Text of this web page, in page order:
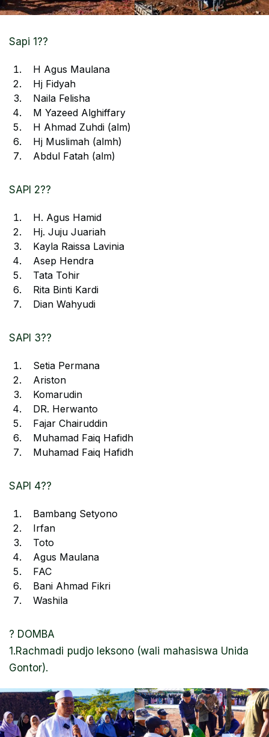
Sapi 1??
H Agus Maulana
Hj Fidyah
Naila Felisha
M Yazeed Alghiffary
H Ahmad Zuhdi (alm)
Hj Muslimah (almh)
Abdul Fatah (alm)
SAPI 2??
H. Agus Hamid
Hj. Juju Juariah
Kayla Raissa Lavinia
Asep Hendra
Tata Tohir
Rita Binti Kardi
Dian Wahyudi
SAPI 3??
Setia Permana
Ariston
Komarudin
DR. Herwanto
Fajar Chairuddin
Muhamad Faiq Hafidh
Muhamad Faiq Hafidh
SAPI 4??
Bambang Setyono
Irfan
Toto
Agus Maulana
FAC
Bani Ahmad Fikri
Washila
? DOMBA
1.Rachmadi pudjo leksono (wali mahasiswa Unida
Gontor).